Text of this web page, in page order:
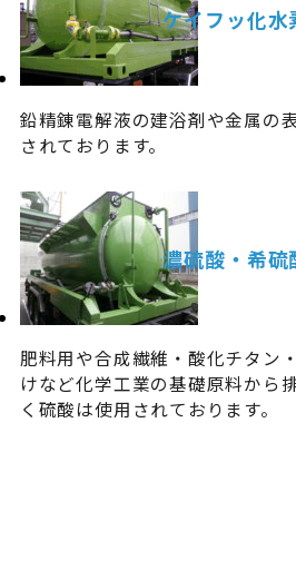
ケイフッ化水
鉛精錬電解液の建浴剤や金属の
されております。
濃硫酸・希硫
肥料用や合成繊維・酸化チタン
けなど化学工業の基礎原料から
く硫酸は使用されております。